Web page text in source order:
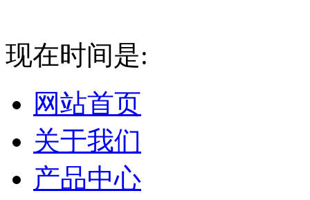
现在时间是:
网站首页
关于我们
产品中心